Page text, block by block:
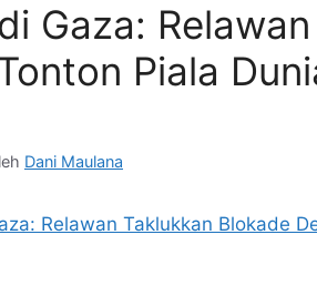
Gaza:
Piala
Dani Maulana